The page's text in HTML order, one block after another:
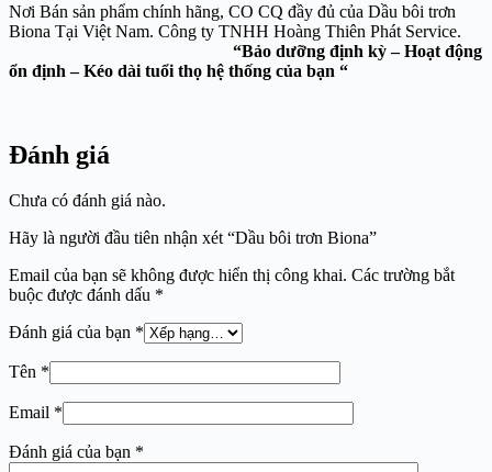
Nơi Bán sản phẩm chính hãng, CO CQ đầy đủ của Dầu bôi trơn
Biona Tại Việt Nam. Công ty TNHH Hoàng Thiên Phát Service.
“Bảo dưỡng định kỳ – Hoạt động
ổn định – Kéo dài tuổi thọ hệ thống của bạn “
Đánh giá
Chưa có đánh giá nào.
Hãy là người đầu tiên nhận xét “Dầu bôi trơn Biona”
Email của bạn sẽ không được hiển thị công khai. Các trường bắt
buộc được đánh dấu *
Đánh giá của bạn *
Tên *
Email *
Đánh giá của bạn *